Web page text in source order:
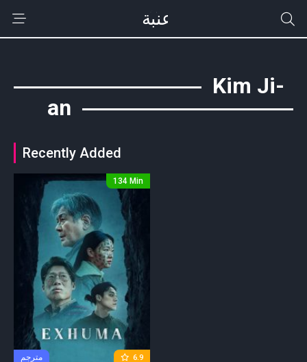
Kim Ji-
an
Recently Added
6.9 مترجم
134 Min